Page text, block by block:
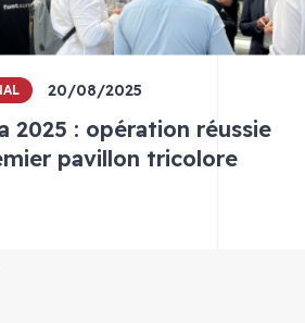
20/08/2025
2025 : opération réussie
pavillon tricolore